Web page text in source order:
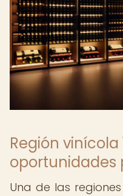
Región vinícola
oportunidades
Una de las